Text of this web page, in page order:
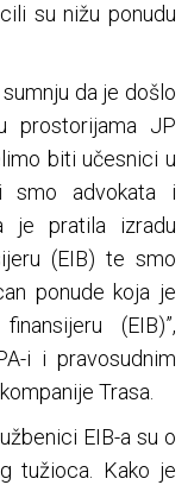
su nižu ponudu
da je došlo
prostorijama JP
biti učesnici u
smo advokata i
je pratila izradu
(EIB) te smo
ponude koja je
(EIB)”,
i i pravosudnim
Trasa.
EIB-a su o
tužioca. Kako je